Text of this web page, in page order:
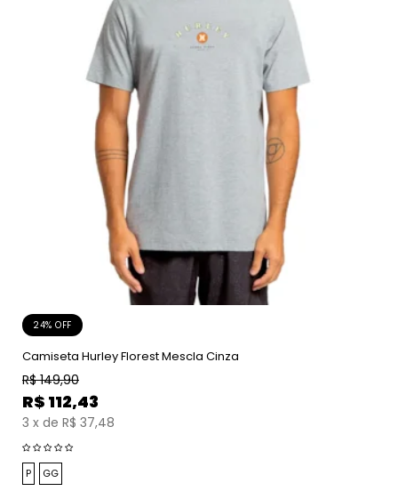
24% OFF
Camiseta Hurley Florest Mescla Cinza
R$ 149,90
R$ 112,43
3 x de R$ 37,48
P GG